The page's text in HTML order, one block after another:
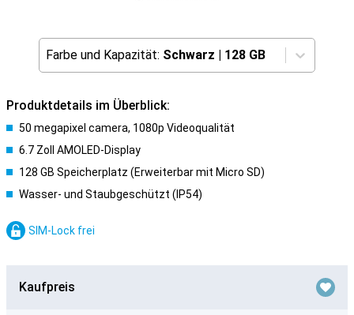
Farbe und Kapazität: Schwarz | 128 GB
Produktdetails im Überblick:
50 megapixel camera, 1080p Videoqualität
6.7 Zoll AMOLED-Display
128 GB Speicherplatz (Erweiterbar mit Micro SD)
Wasser- und Staubgeschützt (IP54)
SIM-Lock frei
Kaufpreis